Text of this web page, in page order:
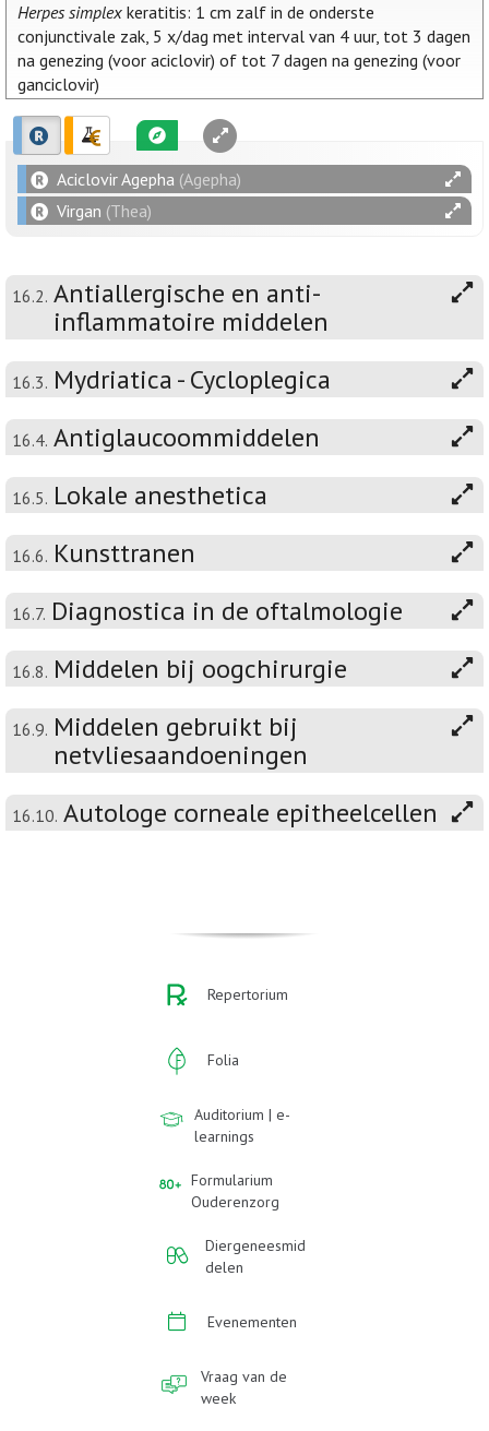
Herpes simplex keratitis: 1 cm zalf in de onderste
conjunctivale zak, 5 x/dag met interval van 4 uur, tot 3 dagen
na genezing (voor aciclovir) of tot 7 dagen na genezing (voor
ganciclovir)
Aciclovir Agepha (Agepha)
Virgan (Thea)
16.2. Antiallergische en anti-
inflammatoire middelen
16.3. Mydriatica - Cycloplegica
16.4. Antiglaucoommiddelen
16.5. Lokale anesthetica
16.6. Kunsttranen
16.7. Diagnostica in de oftalmologie
16.8. Middelen bij oogchirurgie
16.9. Middelen gebruikt bij
netvliesaandoeningen
16.10. Autologe corneale epitheelcellen
Repertorium
Folia
Auditorium | e-
learnings
Formularium
Ouderenzorg
Diergeneesmid
delen
Evenementen
Vraag van de
week